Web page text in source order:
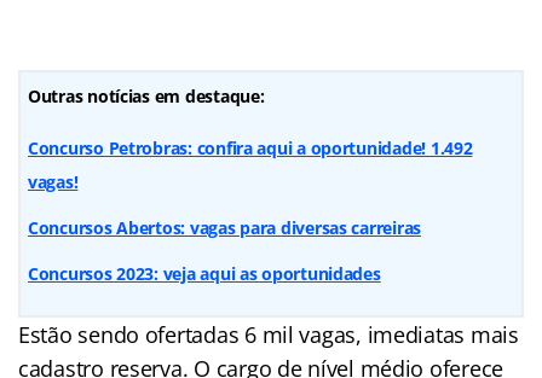
Outras notícias em destaque:
Concurso Petrobras: confira aqui a oportunidade! 1.492
vagas!
Concursos Abertos: vagas para diversas carreiras
Concursos 2023: veja aqui as oportunidades
Estão sendo ofertadas 6 mil vagas, imediatas mais
cadastro reserva. O cargo de nível médio oferece